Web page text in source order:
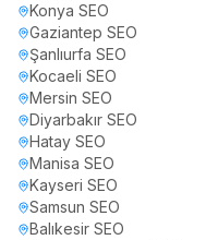
Konya SEO
Gaziantep SEO
Şanlıurfa SEO
Kocaeli SEO
Mersin SEO
Diyarbakır SEO
Hatay SEO
Manisa SEO
Kayseri SEO
Samsun SEO
Balıkesir SEO